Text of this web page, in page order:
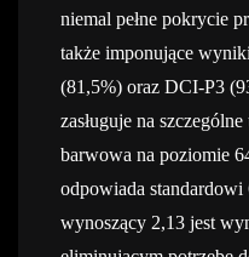
niemal pełne pokrycie
także imponujące
(81,5%) oraz DCI-P3
zasługuje na
barwowa na poziomie
odpowiada standardowi
wynoszący 2,13 jest